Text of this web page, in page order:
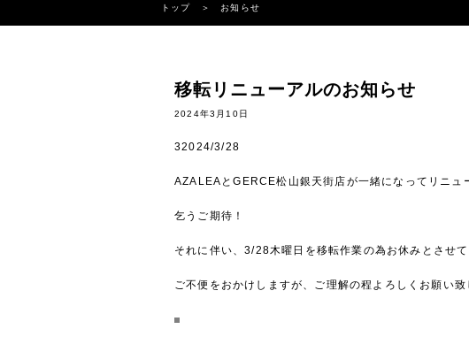
トップ ＞ お知らせ
移転リニューアルのお知らせ
2024年3月10日
32024/3/28
AZALEAとGERCE松山銀天街店が一緒になってリニュ
乞うご期待！
それに伴い、3/28木曜日を移転作業の為お休みとさせて
ご不便をおかけしますが、ご理解の程よろしくお願い致